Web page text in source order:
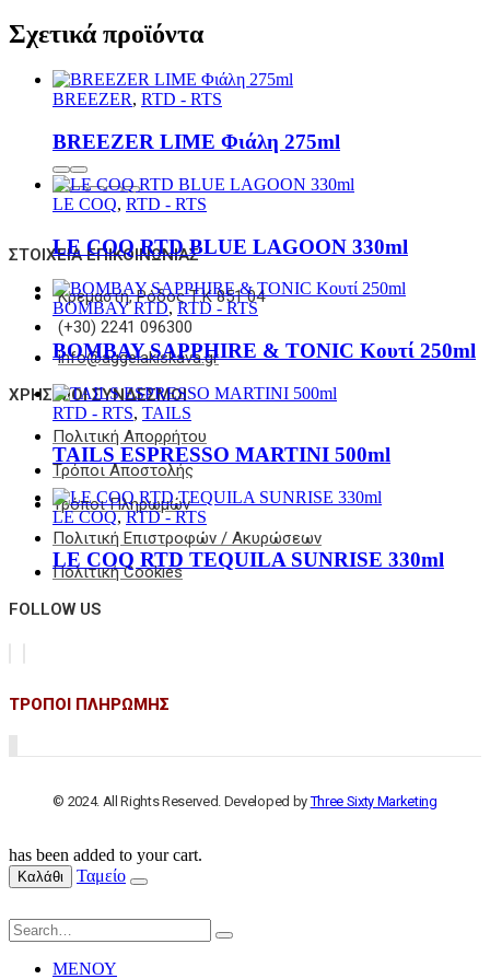
Σχετικά προϊόντα
BREEZER, RTD - RTS
BREEZER LIME Φιάλη 275ml
LE COQ, RTD - RTS
LE COQ RTD BLUE LAGOON 330ml
BOMBAY RTD,RTD - RTS
BOMBAY SAPPHIRE & TONIC Κουτί 250ml
RTD - RTS, TAILS
TAILS ESPRESSO MARTINI 500ml
LE COQ,RTD - RTS
LE COQ RTD TEQUILA SUNRISE 330ml
ΣΤΟΙΧΕΊΑ ΕΠΙΚΟΙΝΩΝΊΑΣ
Κρεμαστή, Ρόδος Τ.Κ 851 04
(+30) 2241 096300
info@aggelakiskava.gr
ΧΡΗΣΙΜΟΙ ΣΥΝΔΕΣΜΟΙ
Πολιτική Απορρήτου
Τρόποι Αποστολής
Τρόποι Πληρωμών
Πολιτική Επιστροφών / Ακυρώσεων
Πολιτική Cookies
FOLLOW US
ΤΡΟΠΟΙ ΠΛΗΡΩΜΗΣ
© 2024. All Rights Reserved. Developed byThree Sixty Marketing
has been added to your cart.
Καλάθι Ταμείο
ΜΕΝΟΥ